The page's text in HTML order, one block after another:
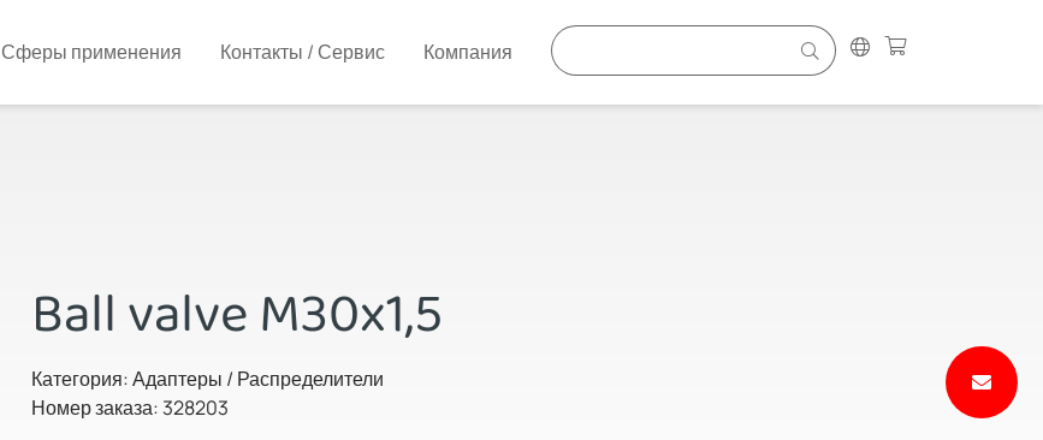
Сферы применения Контакты / Сервис Компания
Ball valve M30x1,5
Категория: Адаптеры / Распределители
Номер заказа: 328203